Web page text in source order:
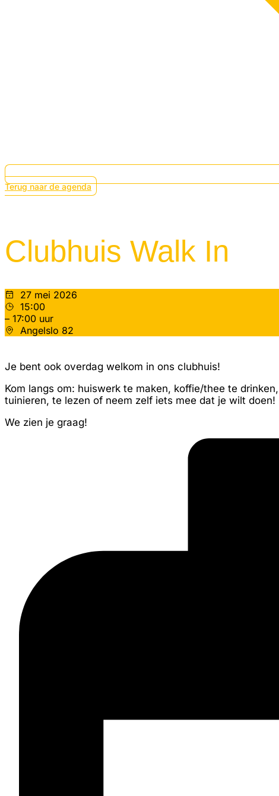
Terug naar de agenda
Clubhuis Walk In
27 mei 2026
15:00
– 17:00 uur
Angelslo 82
Je bent ook overdag welkom in ons clubhuis!
Kom langs om: huiswerk te maken, koffie/thee te
tuinieren, te lezen of neem zelf iets mee dat je wilt doen!
We zien je graag!